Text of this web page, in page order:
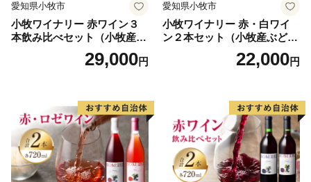
す。
返礼品ごとに発送までの期間が異なりますので、発送時
ますようお願いします。
場合がありますので，あらかじめご了承ください。
＜問い合わせ先＞
■株式会社きもつき未来商社そらまち （受付時間：土日
祝日を除く 8：45～17：00）
愛知県小牧市
小牧ワイナリー 赤ワイン３
本飲み比べセット（小牧産ぶ
どう100％使用）29,000円
愛知県小牧市
小牧ワイナリー 赤・白ワイ
ン２本セット（小牧産ぶどう
22,000円